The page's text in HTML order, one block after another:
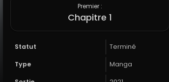
Premier :
Chapitre 1
Statut Terminé
Type Manga